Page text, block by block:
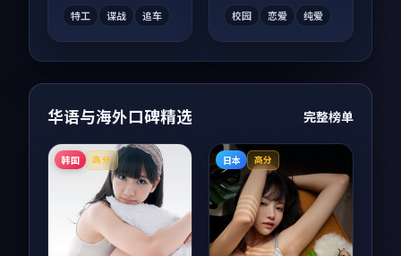
特工 谍战 追车 校园 恋爱 纯爱
华语与海外口碑精选 完整榜单
韩国 高分 日本 高分